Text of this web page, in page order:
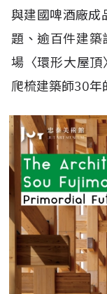
與建國啤酒廠成
題、逾百件建
場〈環形大屋
爬梳建築師30年